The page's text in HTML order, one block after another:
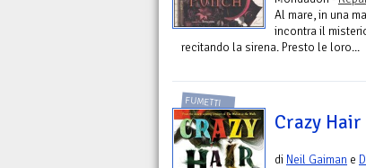
Al mare, in una
incontra il
recitando la sirena. Presto le loro...
FUMETTI
Crazy Hair
di Neil Gaiman e